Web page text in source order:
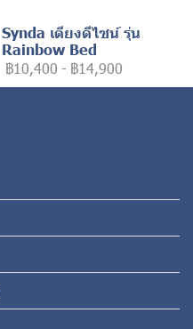
Synda เตียงดีไซน์ รุ่น
Rainbow Bed
฿10,400 - ฿14,900